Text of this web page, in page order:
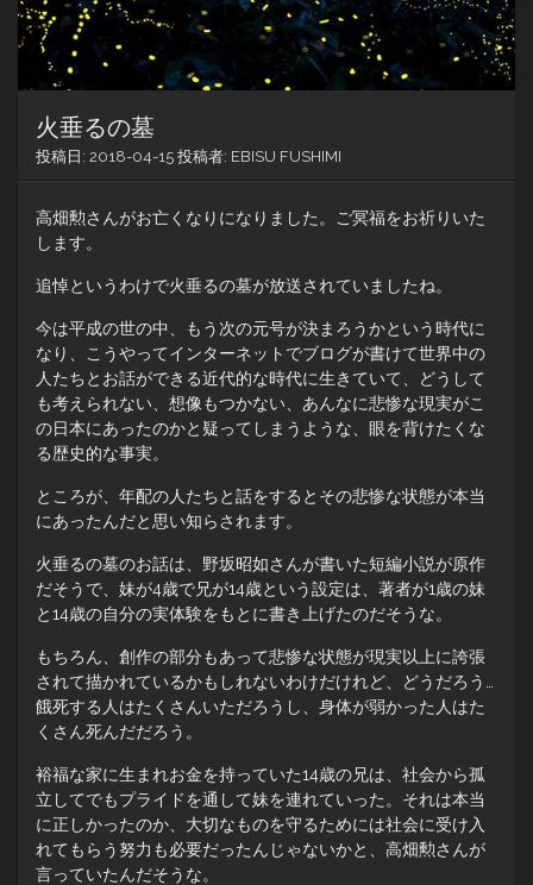
火垂るの墓
投稿日: 2018-04-15 投稿者: EBISU FUSHIMI
高畑勲さんがお亡くなりになりました。ご冥福をお祈りいた
します。
追悼というわけで火垂るの墓が放送されていましたね。
今は平成の世の中、もう次の元号が決まろうかという時代に
なり、こうやってインターネットでブログが書けて世界中の
人たちとお話ができる近代的な時代に生きていて、どうして
も考えられない、想像もつかない、あんなに悲惨な現実がこ
の日本にあったのかと疑ってしまうような、眼を背けたくな
る歴史的な事実。
ところが、年配の人たちと話をするとその悲惨な状態が本当
にあったんだと思い知らされます。
火垂るの墓のお話は、野坂昭如さんが書いた短編小説が原作
だそうで、妹が4歳で兄が14歳という設定は、著者が1歳の妹
と14歳の自分の実体験をもとに書き上げたのだそうな。
もちろん、創作の部分もあって悲惨な状態が現実以上に誇張
されて描かれているかもしれないわけだけれど、どうだろう…
餓死する人はたくさんいただろうし、身体が弱かった人はた
くさん死んだだろう。
裕福な家に生まれお金を持っていた14歳の兄は、社会から孤
立してでもプライドを通して妹を連れていった。それは本当
に正しかったのか、大切なものを守るためには社会に受け入
れてもらう努力も必要だったんじゃないかと、高畑勲さんが
言っていたんだそうな。